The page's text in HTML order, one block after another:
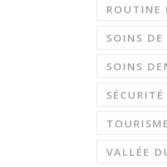
ROUTINE
SOINS
SOINS
VALLÉE